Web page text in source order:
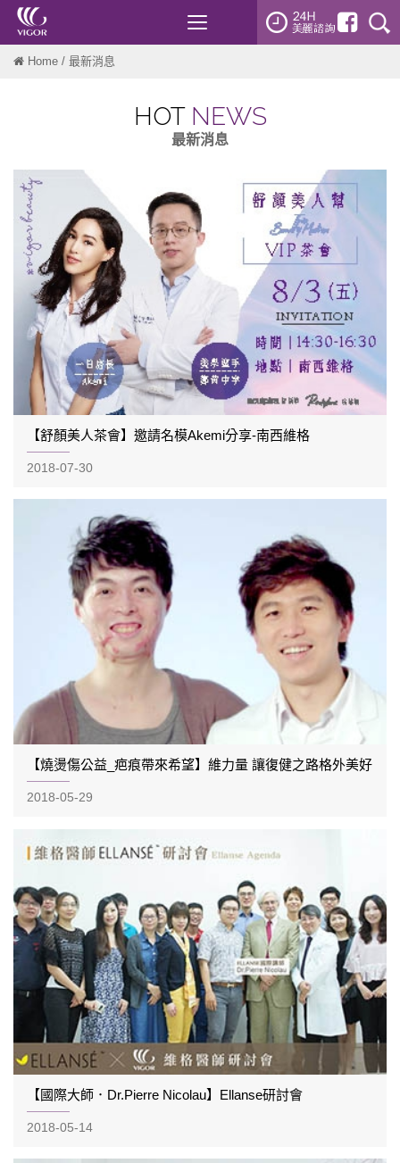
Toggle
Home / 最新消息
HOT NEWS
最新消息
【舒顏美人茶會】邀請名模Akemi分享-南西維格
2018-07-30
【燒燙傷公益_疤痕帶來希望】維力量 讓復健之路格外美好
2018-05-29
【國際大師．Dr.Pierre Nicolau】Ellanse研討會
2018-05-14